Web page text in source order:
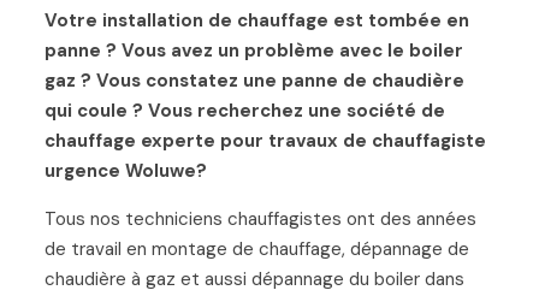
Votre installation de chauffage est tombée en
panne ? Vous avez un problème avec le boiler
gaz ? Vous constatez une panne de chaudière
qui coule ? Vous recherchez une société de
chauffage experte pour travaux de chauffagiste
urgence Woluwe?
Tous nos techniciens chauffagistes ont des années
de travail en montage de chauffage, dépannage de
chaudière à gaz et aussi dépannage du boiler dans